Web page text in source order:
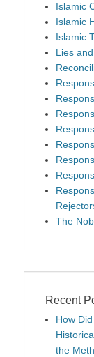
Islamic
Islamic
Islamic
Lies
The
Recent
How
the